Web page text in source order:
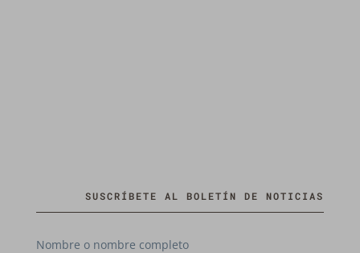
SUSCRÍBETE AL BOLETÍN DE NOTICIAS
Nombre o nombre completo